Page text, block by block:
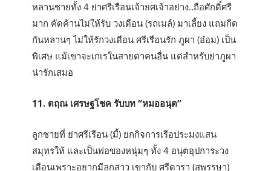
หลานชายทั้ง 4 ย่าศรีเรือนเจ้ายศเจ้าอย่าง..ถือศักดิ์ศรี
มาก คัดค้านไม่ให้รับ วงเดือน (รถเมล์) มาเลี้ยง แถมกีด
กันหลานๆ ไม่ให้รักวงเดือน ศรีเรือนรัก ภูผา (อ๋อม) เป็น
พิเศษ แม้เขาจะเกเรในสายตาคนอื่น แต่สำหรับย่าภูผา
น่ารักเสมอ
11. ตฤณ เศรษฐโชค รับบท “หมออนุต”
ลูกชายที่ ย่าศรีเรือน (มี้) ยกกิจการเรือประมงแสน
สมุทรให้ และเป็นพ่อของหนุ่มๆ ทั้ง 4 อนุตอุปการะวง
เดือนเพราะอยากมีลูกสาว เขากับ ศรีดารา (สุพรรษา)